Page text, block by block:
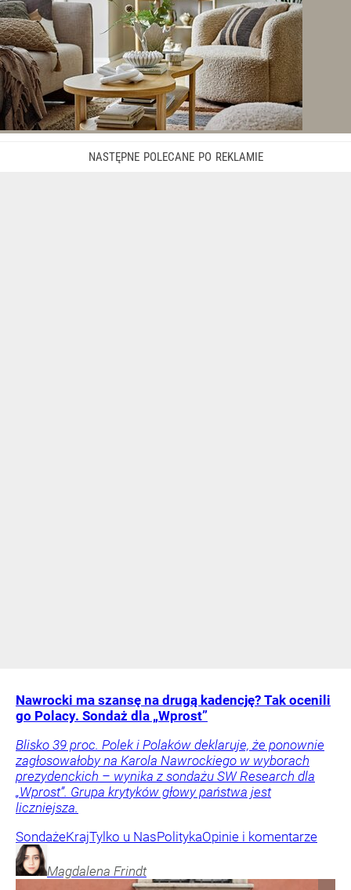
Nawrocki ma szansę na drugą kadencję? Tak ocenili
go Polacy. Sondaż dla „Wprost”
Blisko 39 proc. Polek i Polaków deklaruje, że ponownie
zagłosowałoby na Karola Nawrockiego w wyborach
prezydenckich – wynika z sondażu SW Research dla
„Wprost”. Grupa krytyków głowy państwa jest
liczniejsza.
SondażeKrajTylko u NasPolitykaOpinie i komentarze
Magdalena Frindt